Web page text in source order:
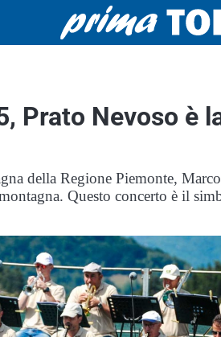
Prato Nevoso è
della Regione Piemonte,
Questo concerto è il